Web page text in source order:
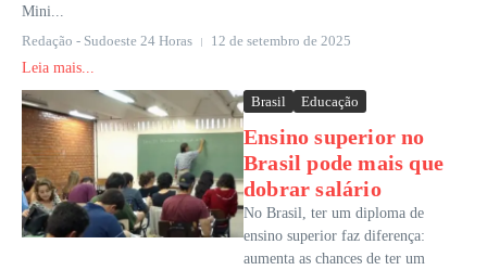
Mini...
Redação - Sudoeste 24 Horas
12 de setembro de 2025
Leia mais...
Brasil Educação
Ensino superior no
Brasil pode mais que
dobrar salário
No Brasil, ter um diploma de
ensino superior faz diferença:
aumenta as chances de ter um